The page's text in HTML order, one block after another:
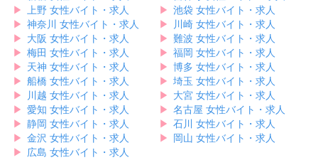
▶︎ 上野 女性バイト・求人 ▶︎ 池袋 女性バイト・求人
▶︎ 神奈川 女性バイト・求人 ▶︎ 川崎 女性バイト・求人
▶︎ 大阪 女性バイト・求人 ▶︎ 難波 女性バイト・求人
▶︎ 梅田 女性バイト・求人 ▶︎ 福岡 女性バイト・求人
▶︎ 天神 女性バイト・求人 ▶︎ 博多 女性バイト・求人
▶︎ 船橋 女性バイト・求人 ▶︎ 埼玉 女性バイト・求人
▶︎ 川越 女性バイト・求人 ▶︎ 大宮 女性バイト・求人
▶︎ 愛知 女性バイト・求人 ▶︎ 名古屋 女性バイト・求人
▶︎ 静岡 女性バイト・求人 ▶︎ 石川 女性バイト・求人
▶︎ 金沢 女性バイト・求人 ▶︎ 岡山 女性バイト・求人
▶︎ 広島 女性バイト・求人